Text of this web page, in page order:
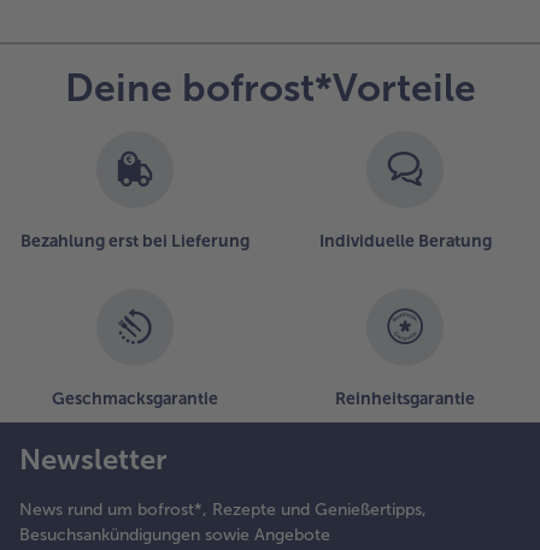
Deine bofrost*Vorteile
Bezahlung erst bei Lieferung Individuelle Beratung
Geschmacksgarantie Reinheitsgarantie
Newsletter
News rund um bofrost*, Rezepte und Genießertipps,
Besuchsankündigungen sowie Angebote